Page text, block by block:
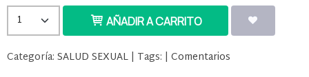
AÑADIR A CARRITO
Categoría: SALUD SEXUAL | Tags: | Comentarios